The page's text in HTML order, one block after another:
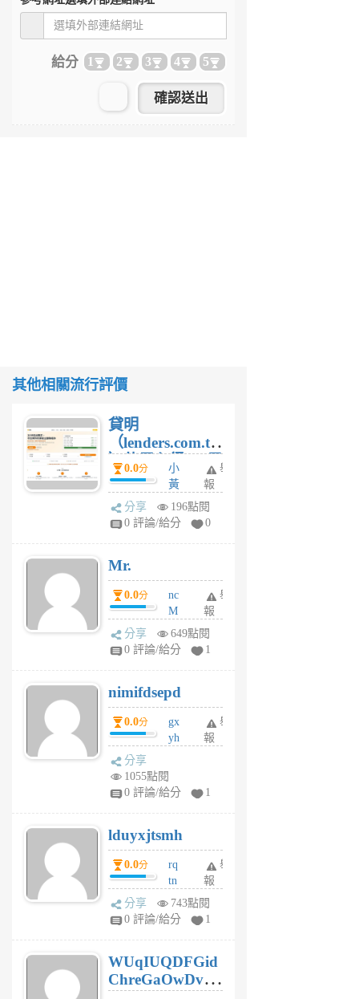
給分 1 2 3 4 5
其他相關流行評價
貸明
（lenders.com.tw
）使用心得 — 民
間貸款比較平台
體驗
0.0分
小
黃
蜂
1
舉
報
分享
196點閱
0 評論/給分
0
Mr.
0.0分
nc
M
U
F
U
5
個
月
舉
報
分享
649點閱
0 評論/給分
1
nimifdsepd
0.0分
gx
yh
jl
月
前
舉
報
分享
1055點閱
0 評論/給分
1
lduyxjtsmh
0.0分
rq
tn
jt
gl
個
月
前
舉
報
分享
743點閱
0 評論/給分
1
WUqIUQDFGid
ChreGaOwDv